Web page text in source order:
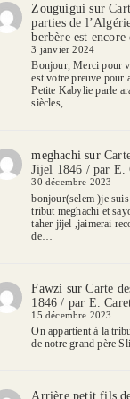
Zouguigui sur
parties de
berbère est encore
3 janvier 2024
Bonjour, Merci pour
est votre preuve pour
Petite Kabylie parle
siècles,…
meghachisur
Jijel 1846 / par E.
30 décembre 2023
bonjour(selem )je suis
tribut meghachi et
taher jijel ,jaimerai
de…
Fawzi surCarte
1846 / par E.
15 décembre 2023
On appartient à la
de notre grand père
Arrière petit fils